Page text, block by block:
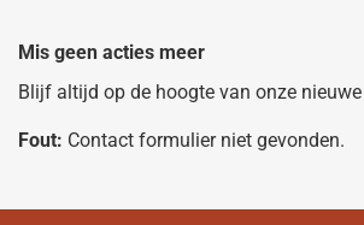
Mis geen acties meer
Blijf altijd op de hoogte van onze
Fout: Contact formulier niet gevonden.